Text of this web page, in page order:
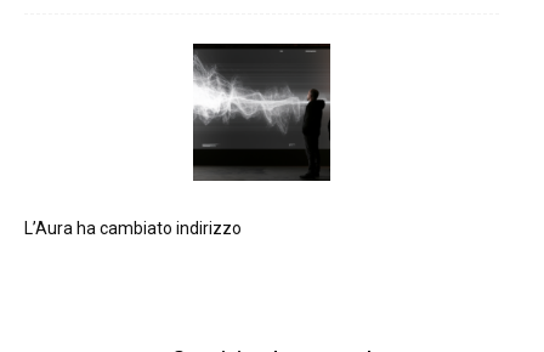
L’Aura ha cambiato indirizzo